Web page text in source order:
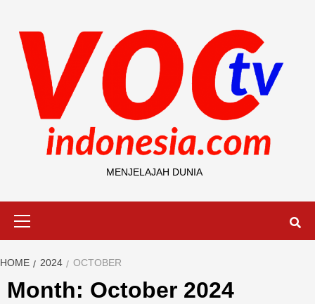
content
MENJELAJAH DUNIA
HOME 2024 OCTOBER
Month: October 2024